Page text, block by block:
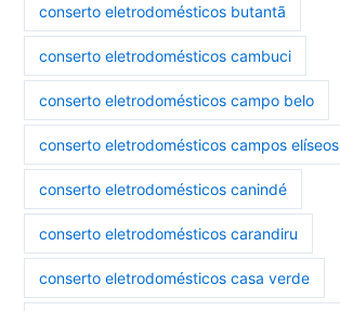
conserto eletrodomésticos butantã
conserto eletrodomésticos cambuci
conserto eletrodomésticos campo belo
conserto eletrodomésticos campos elíseos
conserto eletrodomésticos canindé
conserto eletrodomésticos carandiru
conserto eletrodomésticos casa verde